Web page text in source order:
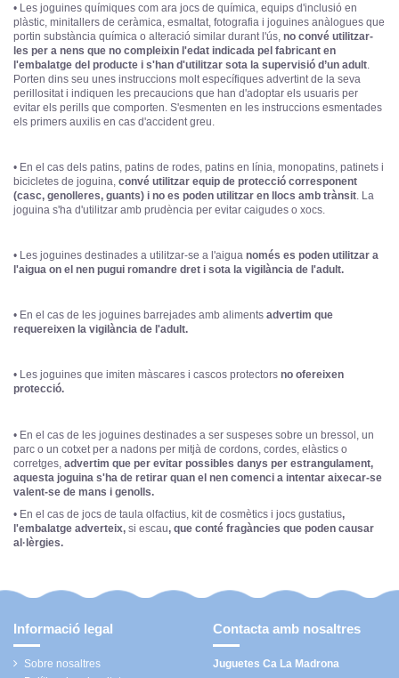
• Les joguines químiques com ara jocs de química, equips d'inclusió en
plàstic, minitallers de ceràmica, esmaltat, fotografia i joguines anàlogues que
portin substància química o alteració similar durant l'ús, no convé utilitzar-
les per a nens que no compleixin l'edat indicada pel fabricant en
l'embalatge del producte i s'han d'utilitzar sota la supervisió d’un adult
Porten dins seu unes instruccions molt específiques advertint de la seva
perillositat i indiquen les precaucions que han d'adoptar els usuaris per
evitar els perills que comporten. S'esmenten en les instruccions esmentades
els primers auxilis en cas d'accident greu.
• En el cas dels patins, patins de rodes, patins en línia, monopatins, patinets i
bicicletes de joguina, convé utilitzar equip de protecció corresponent
(casc, genolleres, guants) i no es poden utilitzar en llocs amb trànsit. La
joguina s'ha d'utilitzar amb prudència per evitar caigudes o xocs.
• Les joguines destinades a utilitzar-se a l'aigua només es poden utilitzar a
l'aigua on el nen pugui romandre dret i sota la vigilància de l'adult.
• En el cas de les joguines barrejades amb aliments advertim que
requereixen la vigilància de l'adult.
• Les joguines que imiten màscares i cascos protectors no ofereixen
protecció.
• En el cas de les joguines destinades a ser suspeses sobre un bressol, un
parc o un cotxet per a nadons per mitjà de cordons, cordes, elàstics o
corretges, advertim que per evitar possibles danys per estrangulament,
aquesta joguina s'ha de retirar quan el nen comenci a intentar aixecar-se
valent-se de mans i genolls.
• En el cas de jocs de taula olfactius, kit de cosmètics i jocs gustatius,
l'embalatge adverteix, si escau, que conté fragàncies que poden causar
al·lèrgies.
Informació legal
Sobre nosaltres
Contacta amb nosaltres
Juguetes Ca La Madrona